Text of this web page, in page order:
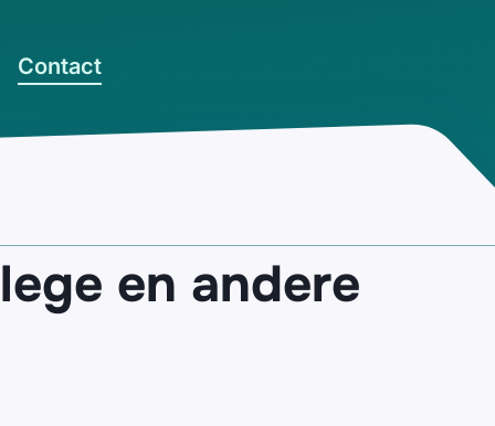
Contact
en andere